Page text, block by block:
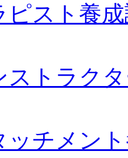
ピスト養
ストラク
ッチメン